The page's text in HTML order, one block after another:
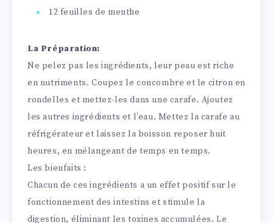
12 feuilles de menthe
La Préparation:
Ne pelez pas les ingrédients, leur peau est riche
en nutriments. Coupez le concombre et le citron en
rondelles et mettez-les dans une carafe. Ajoutez
les autres ingrédients et l’eau. Mettez la carafe au
réfrigérateur et laissez la boisson reposer huit
heures, en mélangeant de temps en temps.
Les bienfaits :
Chacun de ces ingrédients a un effet positif sur le
fonctionnement des intestins et stimule la
digestion, éliminant les toxines accumulées. Le